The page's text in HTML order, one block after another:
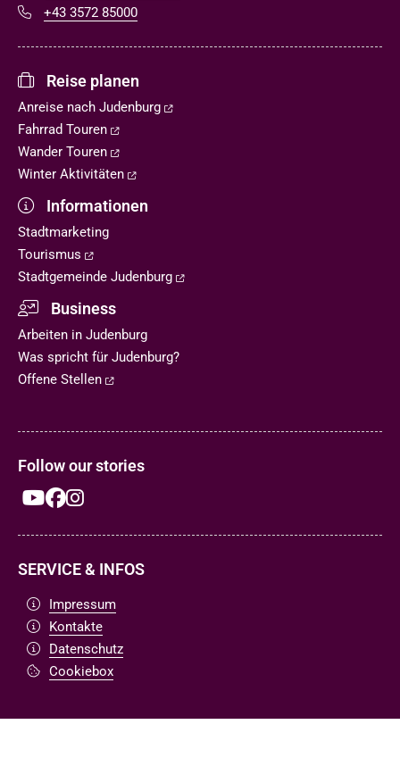
+43 3572 85000
Reise planen
Anreise nach Judenburg
Fahrrad Touren
Wander Touren
Winter Aktivitäten
Informationen
Stadtmarketing
Tourismus
Stadtgemeinde Judenburg
Business
Arbeiten in Judenburg
Was spricht für Judenburg?
Offene Stellen
Follow our stories
SERVICE & INFOS
Impressum
Kontakte
Datenschutz
Cookiebox